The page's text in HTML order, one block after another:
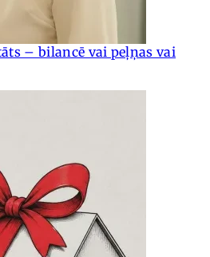
– bilancē vai peļņas vai